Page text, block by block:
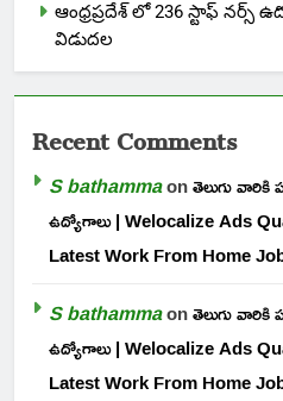
ఆంధ్రప్రదేశ్ లో 236 స్టాఫ్ నర్స్
విడుదల
Recent Comments
S bathammaonతెలుగు వారికి
ఉద్యోగాలు | Welocalize Ads
Latest Work From Home
S bathammaonతెలుగు వారికి
ఉద్యోగాలు | Welocalize Ads
Latest Work From Home